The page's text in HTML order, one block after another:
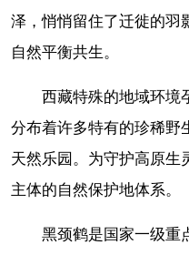
泽，悄悄留住了迁徙的羽
自然平衡共生。
西藏特殊的地域环境
分布着许多特有的珍稀野
天然乐园。为守护高原生
主体的自然保护地体系。
黑颈鹤是国家一级重